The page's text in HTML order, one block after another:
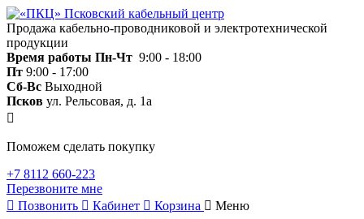
Продажа кабельно-проводниковой и электротехнической
продукции
Время работы Пн-Чт 9:00 - 18:00
Пт 9:00 - 17:00
Сб-Вс Выходной
Псков ул. Рельсовая, д. 1а
Поможем сделать покупку
+7 8112 660-223
Перезвоните мне
Позвонить
Кабинет Корзина Меню